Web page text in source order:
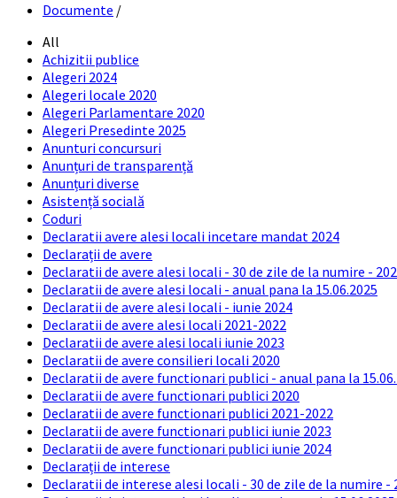
Documente /
All
Achizitii publice
Alegeri 2024
Alegeri locale 2020
Alegeri Parlamentare 2020
Alegeri Presedinte 2025
Anunturi concursuri
Anunțuri de transparență
Anunțuri diverse
Asistență socială
Coduri
Declaratii avere alesi locali incetare mandat 2024
Declarații de avere
Declaratii de avere alesi locali - 30 de zile de la numire -
Declaratii de avere alesi locali - anual pana la 15.06.2025
Declaratii de avere alesi locali - iunie 2024
Declaratii de avere alesi locali 2021-2022
Declaratii de avere alesi locali iunie 2023
Declaratii de avere consilieri locali 2020
Declaratii de avere functionari publici - anual pana la
Declaratii de avere functionari publici 2020
Declaratii de avere functionari publici 2021-2022
Declaratii de avere functionari publici iunie 2023
Declaratii de avere functionari publici iunie 2024
Declarații de interese
Declaratii de interese alesi locali - 30 de zile de la numire -